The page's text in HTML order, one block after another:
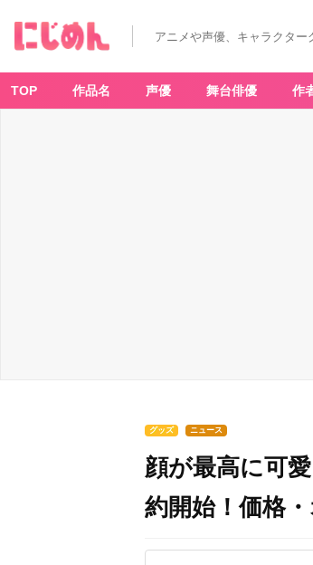
アニメや声優、キャラクター
TOP 作品名 声優 舞台俳優 作
グッズ ニュース
顔が最高に可
約開始！価格